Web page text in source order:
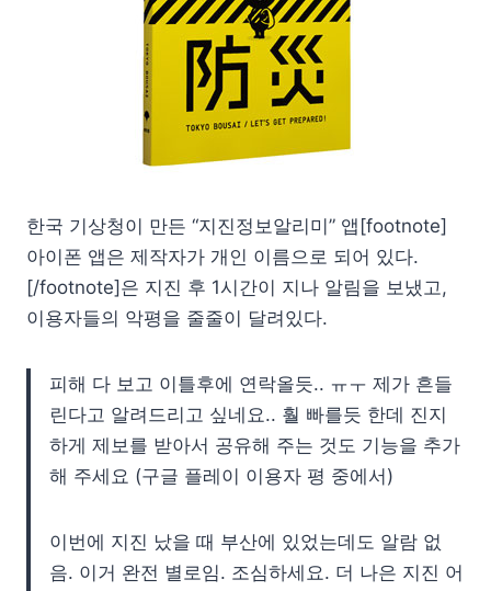
한국 기상청이 만든 “지진정보알리미” 앱[footnote]
아이폰 앱은 제작자가 개인 이름으로 되어 있다.
[/footnote]은 지진 후 1시간이 지나 알림을 보냈고,
이용자들의 악평을 줄줄이 달려있다.
피해 다 보고 이틀후에 연락올듯.. ㅠㅜ 제가 흔들
린다고 알려드리고 싶네요.. 훨 빠를듯 한데 진지
하게 제보를 받아서 공유해 주는 것도 기능을 추가
해 주세요 (구글 플레이 이용자 평 중에서)
이번에 지진 났을 때 부산에 있었는데도 알람 없
음. 이거 완전 별로임. 조심하세요. 더 나은 지진 어